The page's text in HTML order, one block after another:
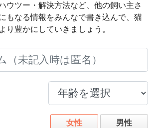
ウツー・解決方法など、他の飼い主さ
もなる情報をみんなで書き込んで、猫
り豊かにしていきましょう。
女性 男性